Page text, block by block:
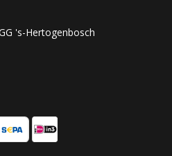
's-Hertogenbosch